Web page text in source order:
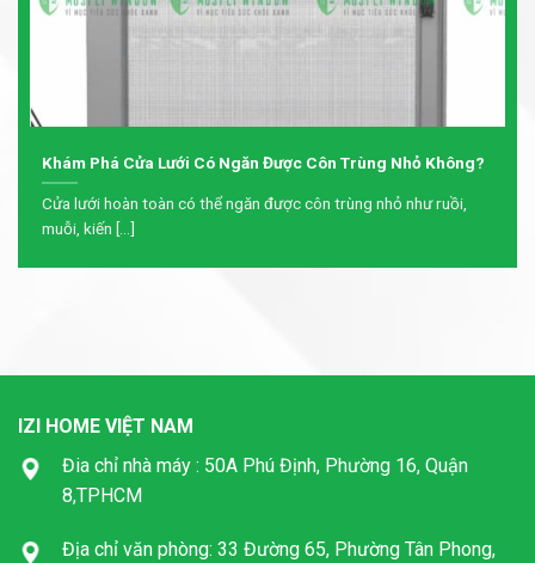
Khám Phá Cửa Lưới Có Ngăn Được Côn Trùng Nhỏ Không?
Cửa lưới hoàn toàn có thể ngăn được côn trùng nhỏ như ruồi,
muỗi, kiến [...]
IZI HOME VIỆT NAM
Đia chỉ nhà máy : 50A Phú Định, Phường 16, Quận
8,TPHCM
Địa chỉ văn phòng: 33 Đường 65, Phường Tân Phong,